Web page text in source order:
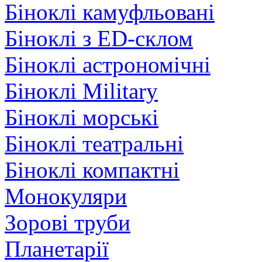
Біноклі камуфльовані
Біноклі з ED-склом
Біноклі астрономічні
Біноклі Military
Біноклі морські
Біноклі театральні
Біноклі компактні
Монокуляри
Зорові труби
Планетарії